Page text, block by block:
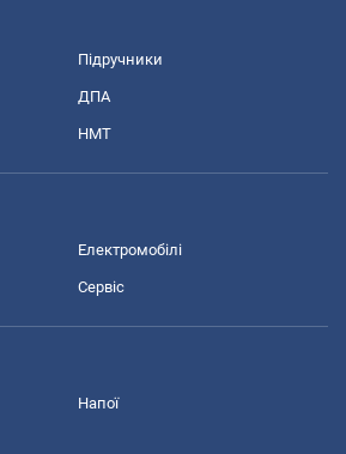
Підручники
ДПА
НМТ
Електромобілі
Сервіс
Напої